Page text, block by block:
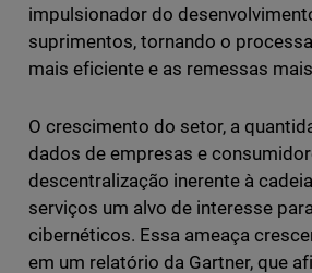
impulsionador do
suprimentos, tornando o
mais eficiente e as remessas
O crescimento do setor, a
dados de empresas e
descentralização inerente à
serviços um alvo de interesse
cibernéticos. Essa ameaça
em um relatório da Gartner, que